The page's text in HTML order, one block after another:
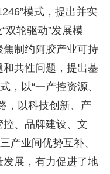
模式，提出并实
双轮驱动”发展模
制约阿胶产业可持
共性问题，提出基
，以“一产控资源、
，以科技创新、产
、品牌建设、文
产业间优势互补、
展，有力促进了地